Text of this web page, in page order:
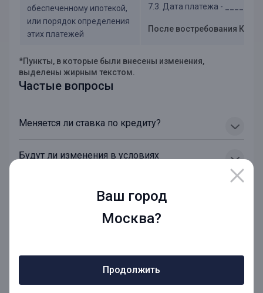
Ваш город
Москва?
Продолжить
обеспеченному ипотекой,
или порядок определения
этих платежей
7.3. Дата платежа - ____
После востребования
*Пункты, в которые были внесены изменения,
выделены жирным текстом.
Частые вопросы
Меняется ли ставка по кредиту?
Будут ли изменения в условиях
Можно ли будет изменить дату конечного
срока в дальнейшем?
Как узнать срок действия кредитной карты